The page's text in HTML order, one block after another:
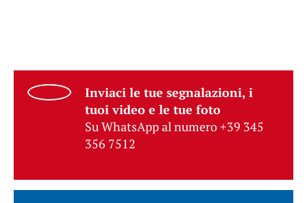
Inviaci le tue segnalazioni, i
tuoi video e le tue foto
Su WhatsApp al numero +39 345
356 7512